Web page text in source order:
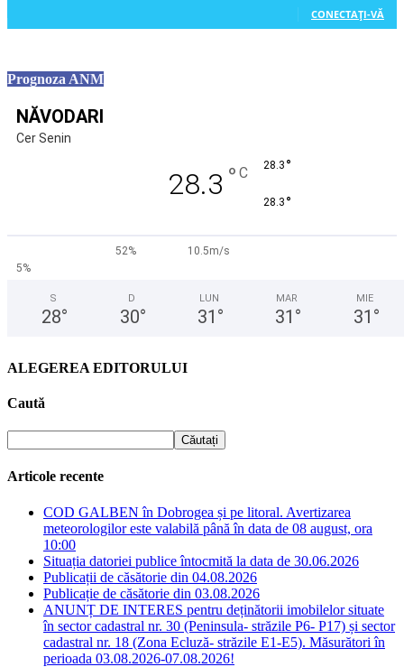
CONECTAȚI-VĂ
Prognoza ANM
NĂVODARI
Cer Senin
28.3 ° C 28.3 °
28.3 °
52%
10.5m/s
5%
S
28°
D
30°
LUN
31 °
MAR
31 °
MIE
31 °
ALEGEREA EDITORULUI
Caută
Articole recente
COD GALBEN în Dobrogea și pe litoral. Avertizarea
meteorologilor este valabilă până în data de 08 august, ora
10:00
Situația datoriei publice întocmită la data de 30.06.2026
Publicații de căsătorie din 04.08.2026
Publicație de căsătorie din 03.08.2026
ANUNȚ DE INTERES pentru deținătorii imobilelor situate
în sector cadastral nr. 30 (Peninsula- străzile P6- P17) și sector
cadastral nr. 18 (Zona Ecluză- străzile E1-E5). Măsurători în
perioada 03.08.2026-07.08.2026!